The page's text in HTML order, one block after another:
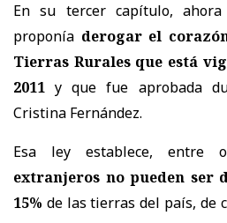
En su tercer capítulo,
proponía derogar el
Tierras Rurales que está
2011 y que fue aprobada
Cristina Fernández.
Esa ley establece, entre
extranjeros no pueden ser
15% de las tierras del país, de